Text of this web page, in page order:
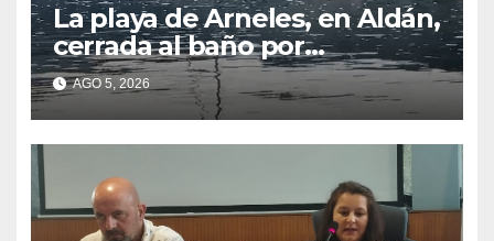
La playa de Arneles, en Aldán,
cerrada al baño por
contaminación del agua tras
detectarse restos fecales
AGO 5, 2026